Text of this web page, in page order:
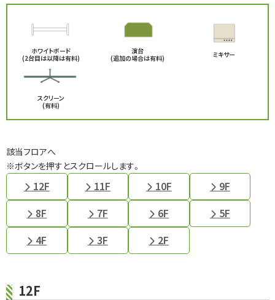
ホワイトボード
(2台目は以降は有料)
演台
(追加の場合は有料)
ミキサー
スクリーン
(有料)
該当フロアへ
※ボタンを押すとスクロールします。
12F 11F 10F
9F
8F
7F 6F
5F
4F
3F 2F
12F